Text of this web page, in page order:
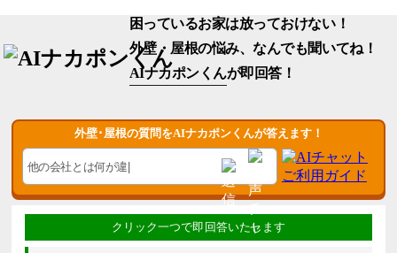
困っているお家は放っておけない！
外壁・屋根の悩み、なんでも聞いてね！
AIナカポンくんが即回答！
外壁･屋根の質問をAIナカポンくんが答えます！